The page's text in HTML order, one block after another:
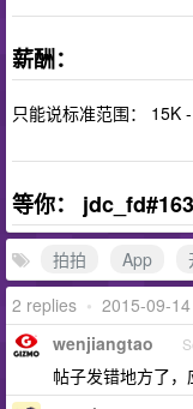
薪酬：
只能说标准范围： 15K
等你：
拍拍 App
2 replies • 2015-09-
wenjiangtao
帖子发错地方了，